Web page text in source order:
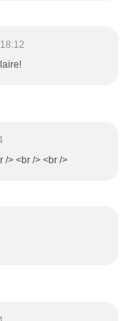
/> <br /> <br />